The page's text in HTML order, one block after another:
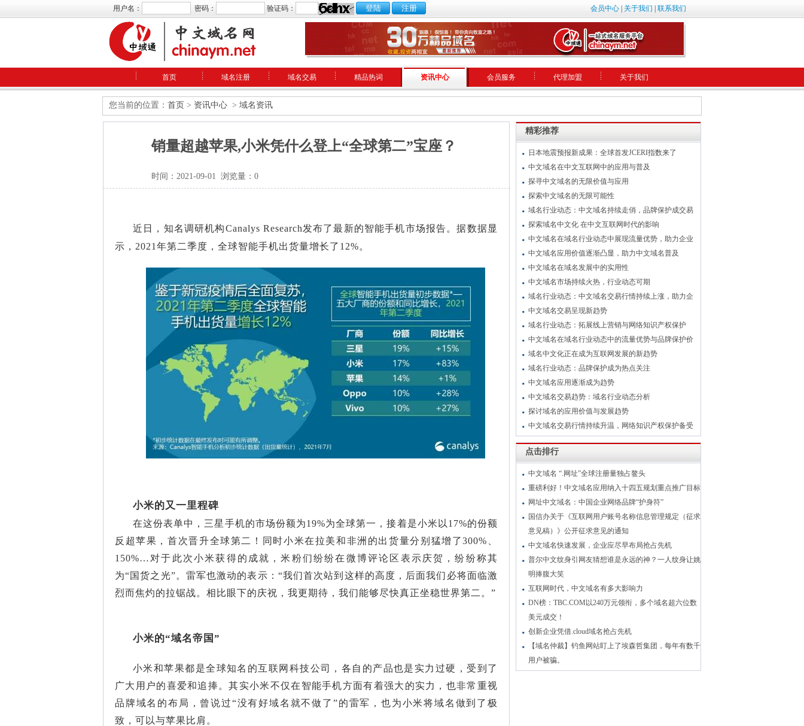
会员中心 关于我们 联系我们
用户名： 密码： 验证码：
首页 域名注册 域名交易 精品热词 资讯中心 会员服务 代理加盟 关于我们
您当前的位置： 首页 > 资讯中心 > 域名资讯
销量超越苹果,小米凭什么登上“全球第二”宝座？
时间：2021-09-01 浏览量：0
近日，知名调研机构Canalys Research发布了最新的智能手机市场报告。据数据显
示，2021年第二季度，全球智能手机出货量增长了12%。
小米的又一里程碑
在这份表单中，三星手机的市场份额为19%为全球第一，接着是小米以17%的份额
反超苹果，首次晋升全球第二！同时小米在拉美和非洲的出货量分别猛增了300%、
150%… 对于此次小米获得的成就，米粉们纷纷在微博评论区表示庆贺，纷纷称其
为“国货之光”。 雷军也激动的表示：“我们首次站到这样的高度，后面我们必将面临激
烈而焦灼的拉锯战。相比眼下的庆祝，我更期待，我们能够尽快真正坐稳世界第二。”
小米的“域名帝国”
小米和苹果都是全球知名的互联网科技公司，各自的产品也是实力过硬，受到了
广大用户的喜爱和追捧。其实小米不仅在智能手机方面有着强大的实力，也非常重视
品牌域名的布局，曾说过“没有好域名就不做了”的雷军，也为小米将域名做到了极
致，可以与苹果比肩。
精彩推荐
日本地震预报新成果：全球首发JCERI指数来了
中文域名在中文互联网中的应用与普及
探寻中文域名的无限价值与应用
探索中文域名的无限可能性
域名行业动态：中文域名持续走俏，品牌保护成交易
探索域名中文化 在中文互联网时代的影响
中文域名在域名行业动态中展现流量优势，助力企业
中文域名应用价值逐渐凸显，助力中文域名普及
中文域名在域名发展中的实用性
中文域名市场持续火热，行业动态可期
域名行业动态：中文域名交易行情持续上涨，助力企
中文域名交易呈现新趋势
域名行业动态：拓展线上营销与网络知识产权保护
中文域名在域名行业动态中的流量优势与品牌保护价
域名中文化正在成为互联网发展的新趋势
域名行业动态：品牌保护成为热点关注
中文域名应用逐渐成为趋势
中文域名交易趋势：域名行业动态分析
探讨域名的应用价值与发展趋势
中文域名交易行情持续升温，网络知识产权保护备受
点击排行
中文域名 “.网址”全球注册量独占鳌头
重磅利好！中文域名应用纳入十四五规划重点推广目标
网址中文域名：中国企业网络品牌“护身符”
国信办关于《互联网用户账号名称信息管理规定（征求
意见稿）》公开征求意见的通知
中文域名快速发展，企业应尽早布局抢占先机
普尔中文纹身引网友猜想谁是永远的神？一人纹身让姚
明捧腹大笑
互联网时代，中文域名有多大影响力
DN榜：TBC.COM以240万元领衔，多个域名超六位数
美元成交！
创新企业凭借.cloud域名抢占先机
【域名仲裁】钓鱼网站盯上了埃森哲集团，每年有数千
用户被骗。